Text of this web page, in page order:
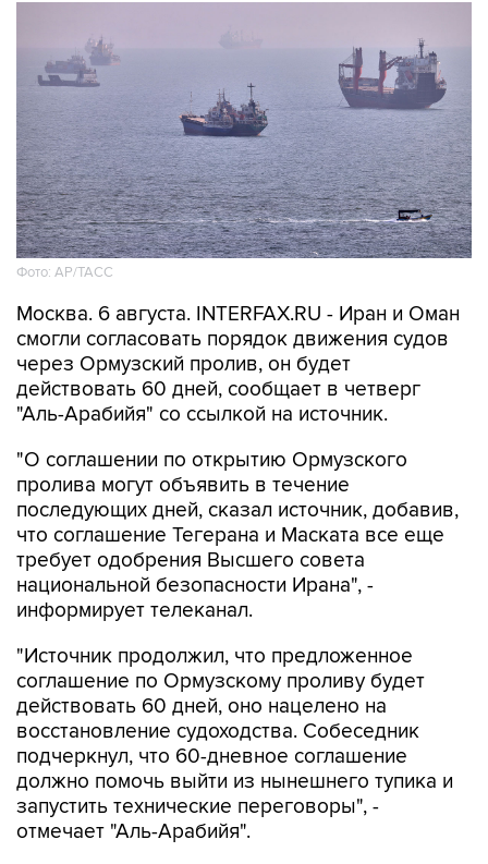
Фото: AP/ТАСС
Москва. 6 августа. INTERFAX.RU - Иран и Оман
смогли согласовать порядок движения судов
через Ормузский пролив, он будет
действовать 60 дней, сообщает в четверг
"Аль-Арабийя" со ссылкой на источник.
"О соглашении по открытию Ормузского
пролива могут объявить в течение
последующих дней, сказал источник, добавив,
что соглашение Тегерана и Маската все еще
требует одобрения Высшего совета
национальной безопасности Ирана", -
информирует телеканал.
"Источник продолжил, что предложенное
соглашение по Ормузскому проливу будет
действовать 60 дней, оно нацелено на
восстановление судоходства. Собеседник
подчеркнул, что 60-дневное соглашение
должно помочь выйти из нынешнего тупика и
запустить технические переговоры", -
отмечает "Аль-Арабийя".